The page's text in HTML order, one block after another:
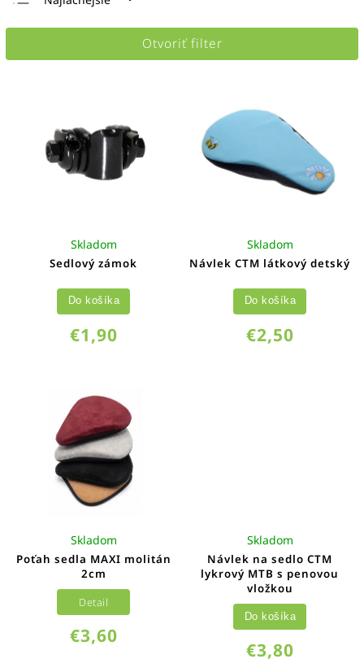
Najdrahšie
Otvoriť filter
Sedlový zámok
Skladom
€1,90
Do košíka
Návlek CTM látkový detský
Skladom
€2,50
Do košíka
Poťah sedla MAXI molitán
2cm
Skladom
€3,60
Detail
Návlek na sedlo CTM
lykrový MTB s penovou
vložkou
Skladom
€3,80
Do košíka